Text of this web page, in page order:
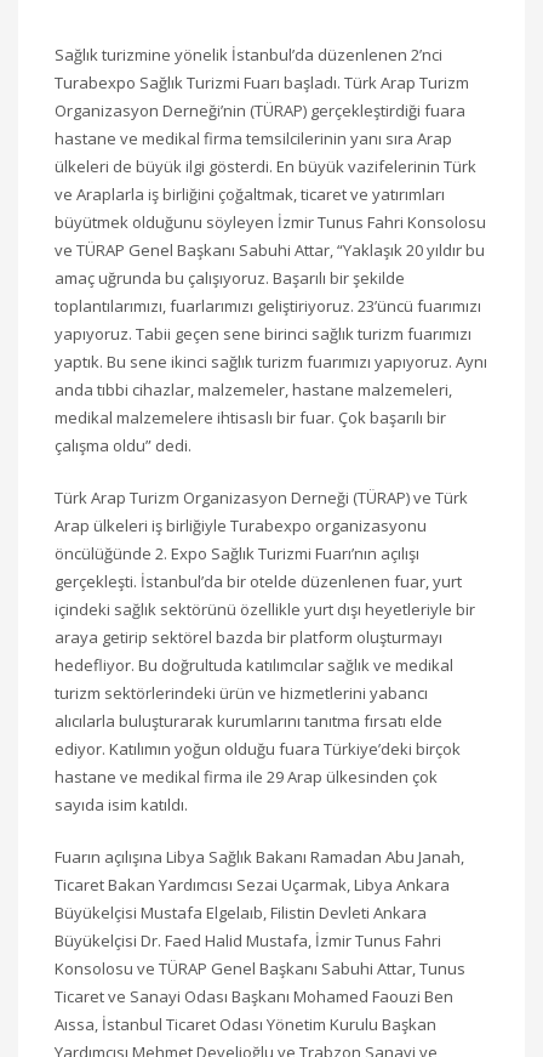
Sağlık turizmine yönelik İstanbul’da düzenlenen 2’nci
Turabexpo Sağlık Turizmi Fuarı başladı. Türk Arap Turizm
Organizasyon Derneği’nin (TÜRAP) gerçekleştirdiği fuara
hastane ve medikal firma temsilcilerinin yanı sıra Arap
ülkeleri de büyük ilgi gösterdi. En büyük vazifelerinin Türk
ve Araplarla iş birliğini çoğaltmak, ticaret ve yatırımları
büyütmek olduğunu söyleyen İzmir Tunus Fahri Konsolosu
ve TÜRAP Genel Başkanı Sabuhi Attar, “Yaklaşık 20 yıldır bu
amaç uğrunda bu çalışıyoruz. Başarılı bir şekilde
toplantılarımızı, fuarlarımızı geliştiriyoruz. 23’üncü fuarımızı
yapıyoruz. Tabii geçen sene birinci sağlık turizm fuarımızı
yaptık. Bu sene ikinci sağlık turizm fuarımızı yapıyoruz. Aynı
anda tıbbi cihazlar, malzemeler, hastane malzemeleri,
medikal malzemelere ihtisaslı bir fuar. Çok başarılı bir
çalışma oldu” dedi.
Türk Arap Turizm Organizasyon Derneği (TÜRAP) ve Türk
Arap ülkeleri iş birliğiyle Turabexpo organizasyonu
öncülüğünde 2. Expo Sağlık Turizmi Fuarı’nın açılışı
gerçekleşti. İstanbul’da bir otelde düzenlenen fuar, yurt
içindeki sağlık sektörünü özellikle yurt dışı heyetleriyle bir
araya getirip sektörel bazda bir platform oluşturmayı
hedefliyor. Bu doğrultuda katılımcılar sağlık ve medikal
turizm sektörlerindeki ürün ve hizmetlerini yabancı
alıcılarla buluşturarak kurumlarını tanıtma fırsatı elde
ediyor. Katılımın yoğun olduğu fuara Türkiye’deki birçok
hastane ve medikal firma ile 29 Arap ülkesinden çok
sayıda isim katıldı.
Fuarın açılışına Libya Sağlık Bakanı Ramadan Abu Janah,
Ticaret Bakan Yardımcısı Sezai Uçarmak, Libya Ankara
Büyükelçisi Mustafa Elgelaıb, Filistin Devleti Ankara
Büyükelçisi Dr. Faed Halid Mustafa, İzmir Tunus Fahri
Konsolosu ve TÜRAP Genel Başkanı Sabuhi Attar, Tunus
Ticaret ve Sanayi Odası Başkanı Mohamed Faouzi Ben
Aıssa, İstanbul Ticaret Odası Yönetim Kurulu Başkan
Yardımcısı Mehmet Develioğlu ve Trabzon Sanayi ve